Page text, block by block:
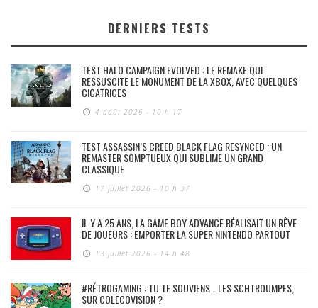
DERNIERS TESTS
TEST HALO CAMPAIGN EVOLVED : LE REMAKE QUI
RESSUSCITE LE MONUMENT DE LA XBOX, AVEC QUELQUES
CICATRICES
4 août 2026 - 10 h 17
TEST ASSASSIN’S CREED BLACK FLAG RESYNCED : UN
REMASTER SOMPTUEUX QUI SUBLIME UN GRAND
CLASSIQUE
17 juillet 2026 - 10 h 37
IL Y A 25 ANS, LA GAME BOY ADVANCE RÉALISAIT UN RÊVE
DE JOUEURS : EMPORTER LA SUPER NINTENDO PARTOUT
13 juillet 2026 - 14 h 48
#RÉTROGAMING : TU TE SOUVIENS… LES SCHTROUMPFS,
SUR COLECOVISION ?